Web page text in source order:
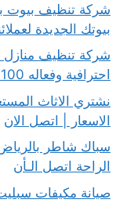
بيوتك الجديدة
احترافية وفعاله 100% اتصل بنا الان
الاسعار | اتصل الان
الراحة اتصل الـأن